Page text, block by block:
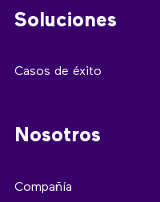
Soluciones
Casos de éxito
Nosotros
Compañía